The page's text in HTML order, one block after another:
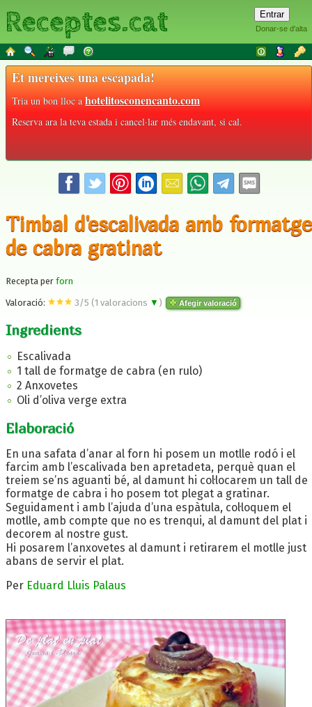
Donar-se d'alta
Receptes.cat
Et mereixes una escapada!
Tria un bon lloc ahotelitosconencanto.com
Reserva ara la teva estada i cancel·lar més endavant, si cal.
Timbal d'escalivada amb formatge
de cabra gratinat
Recepta per forn
Valoració: 3 /5 (1 valoracions ▼ ) Afegir valoració
Ingredients
Escalivada
1 tall de formatge de cabra (en rulo)
2 Anxovetes
Oli d’oliva verge extra
Elaboració
En una safata d’anar al forn hi posem un motlle rodó i el
farcim amb l’escalivada ben apretadeta, perquè quan el
treiem se’ns aguanti bé, al damunt hi col·locarem un tall de
formatge de cabra i ho posem tot plegat a gratinar.
Seguidament i amb l’ajuda d’una espàtula, col·loquem el
motlle, amb compte que no es trenqui, al damunt del plat i
decorem al nostre gust.
Hi posarem l’anxovetes al damunt i retirarem el motlle just
abans de servir el plat.
Per Eduard Lluis Palaus